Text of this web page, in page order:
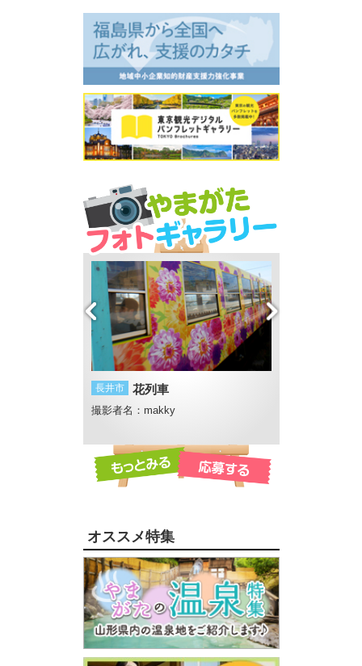
長井市 花列車
撮影者名：makky
オススメ特集